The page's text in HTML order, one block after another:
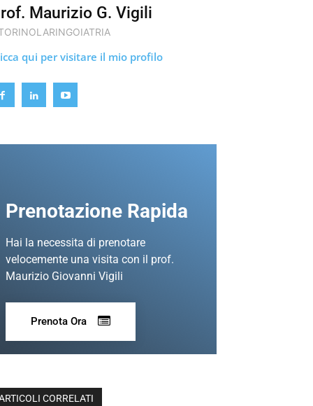
Maurizio G. Vigili
qui per visitare il mio profilo
Prenotazione Rapida
Hai la necessita di prenotare
velocemente una visita con il prof.
Maurizio Giovanni Vigili
Prenota Ora
CORRELATI